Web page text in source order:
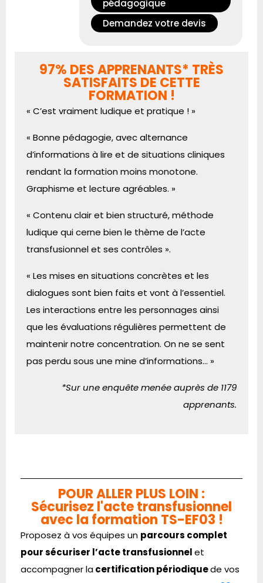
pédagogique
Demandez votre devis
97% DES APPRENANTS* TRÈS
SATISFAITS DE CETTE
FORMATION !
« C’est vraiment ludique et pratique ! »
« Bonne pédagogie, avec alternance
d’informations à lire et de situations cliniques
rendant la formation moins monotone.
Graphisme et lecture agréables. »
« Contenu clair et bien structuré, méthode
ludique qui cerne bien le thème de l’acte
transfusionnel et ses contrôles ».
« Les mises en situations concrètes et les
dialogues sont bien faits et vont à l’essentiel.
Les interactions entre les personnages ainsi
que les évaluations régulières permettent de
maintenir notre concentration. On ne se sent
pas perdu sous une mine d’informations… »
*Sur une enquête menée auprès de 1179
apprenants.
POUR ALLER PLUS LOIN :
Sécurisez l'acte transfusionnel
avec la formation TS-EF03 !
Proposez à vos équipes un parcours complet
pour sécuriser l’acte transfusionnelet
accompagner lacertification périodiquede vos